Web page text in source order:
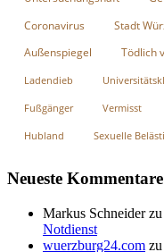
Coronavirus
Stadt
Außenspiegel Tödlich
Ladendieb
Fußgänger Vermisst
Hubland Sexuelle
Neueste Kommentare
Markus Schneiderzu
Notdienst
wuerzburg24.com zu